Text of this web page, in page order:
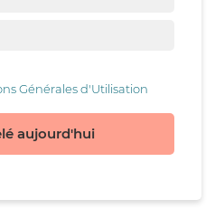
Générales d'Utilisation
aujourd'hui